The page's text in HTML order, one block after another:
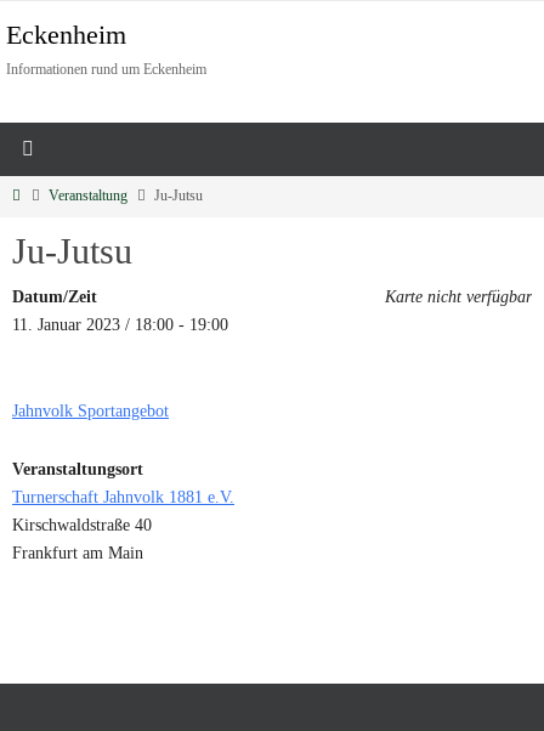
Eckenheim
Informationen rund um Eckenheim
Veranstaltung Ju-Jutsu
Ju-Jutsu
Karte nicht verfügbar
Datum/Zeit
11. Januar 2023 / 18:00 - 19:00
Jahnvolk Sportangebot
Veranstaltungsort
Turnerschaft Jahnvolk 1881 e.V.
Kirschwaldstraße 40
Frankfurt am Main